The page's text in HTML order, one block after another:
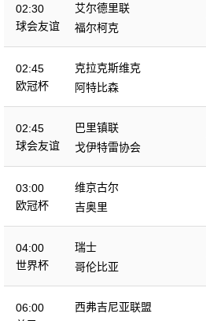
02:30
球会友谊
艾尔德里联
福尔柯克
02:45
欧冠杯
克拉克斯维克
阿特比森
02:45
球会友谊
巴里镇联
戈伊特雷协会
03:00
欧冠杯
维京古尔
吉奥里
04:00
世界杯
瑞士
哥伦比亚
06:00
西弗吉尼亚联盟